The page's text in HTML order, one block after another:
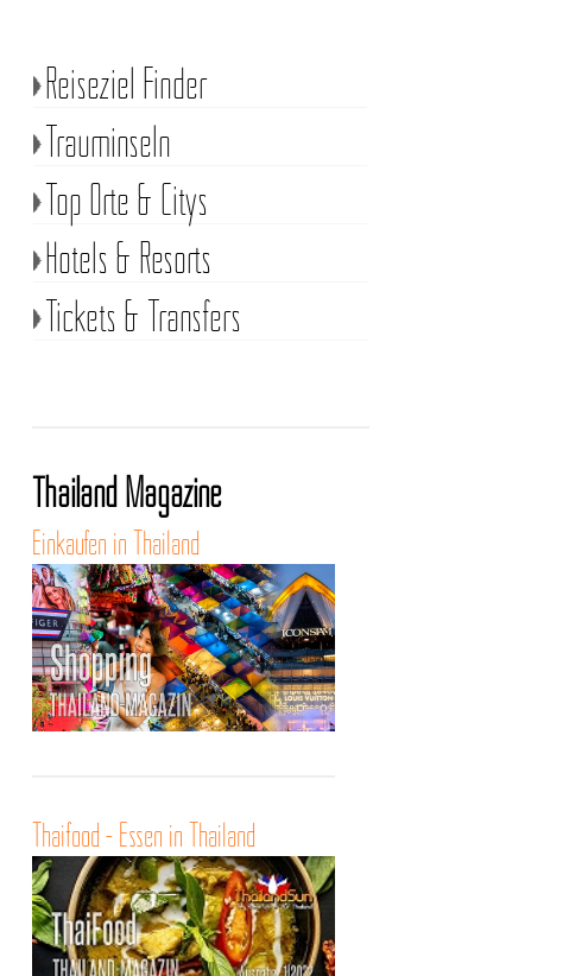
Reiseziel Finder
Trauminseln
Top Orte & Citys
Hotels & Resorts
Tickets & Transfers
Thailand Magazine
Einkaufen in Thailand
Thaifood - Essen in Thailand